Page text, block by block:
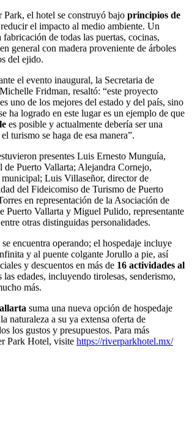
el hotel se construyó bajo principios de
el impacto al medio ambiente. Un
de todas las puertas, cocinas,
general con madera proveniente de árboles
del ejido.
el evento inaugural, la Secretaria de
Fridman, resaltó: “este proyecto
uno de los mejores del estado y del país, sino
ha logrado en este lugar es un ejemplo de que
es posible y actualmente debería ser una
turismo se haga de esa manera”.
presentes Luis Ernesto Munguía,
de Puerto Vallarta; Alejandra Cornejo,
Luis Villaseñor, director de
del Fideicomiso de Turismo de Puerto
en representación de la Asociación de
Puerto Vallarta y Miguel Pulido, representante
otras distinguidas personalidades.
encuentra operando; el hospedaje incluye
y al puente colgante Jorullo a pie, así
y descuentos en más de 16 actividades al
las edades, incluyendo tirolesas, senderismo,
más.
suma una nueva opción de hospedaje
naturaleza a su ya extensa oferta de
los gustos y presupuestos. Para más
Park Hotel, visite https://riverparkhotel.mx/